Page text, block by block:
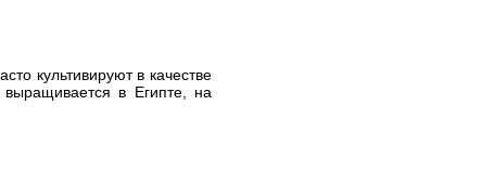
культивируют в качестве
в Египте, на